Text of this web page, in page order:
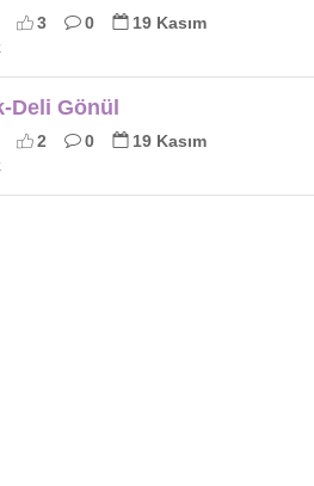
3 0
19 Kasım
Deli Gönül
2 0
19 Kasım